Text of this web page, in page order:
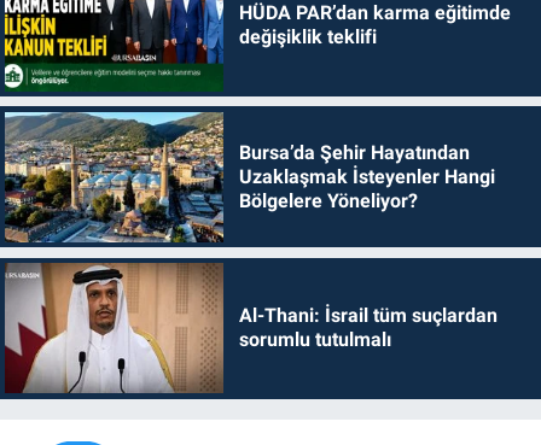
HÜDA PAR’dan karma eğitimde
değişiklik teklifi
Bursa’da Şehir Hayatından
Uzaklaşmak İsteyenler Hangi
Bölgelere Yöneliyor?
Al-Thani: İsrail tüm suçlardan
sorumlu tutulmalı